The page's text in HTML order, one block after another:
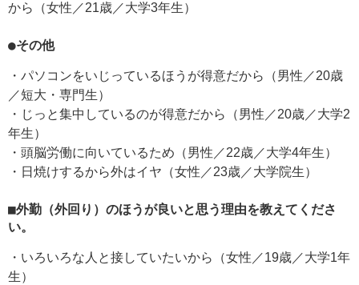
から（女性／21歳／大学3年生）
●その他
・パソコンをいじっているほうが得意だから（男性／20歳
／短大・専門生）
・じっと集中しているのが得意だから（男性／20歳／大学2
年生）
・頭脳労働に向いているため（男性／22歳／大学4年生）
・日焼けするから外はイヤ（女性／23歳／大学院生）
■外勤（外回り）のほうが良いと思う理由を教えてくださ
い。
・いろいろな人と接していたいから（女性／19歳／大学1年
生）